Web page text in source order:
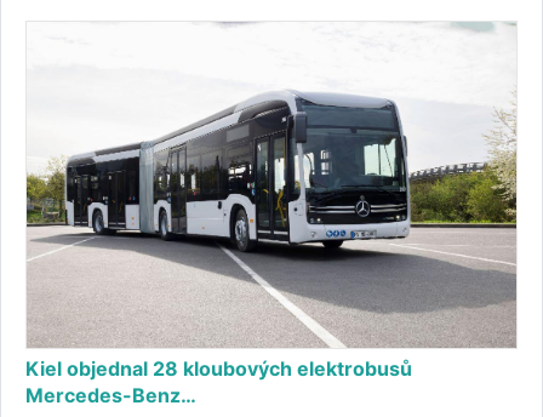
Kiel objednal 28 kloubových elektrobusů
Mercedes-Benz…